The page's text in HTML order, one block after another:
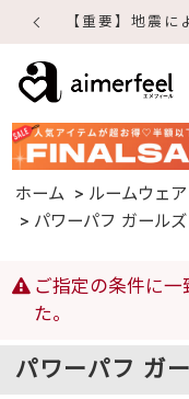
ホーム ルームウェ
パワーパフ ガールズ
ご指定の条件に
た。
パワーパフ ガ